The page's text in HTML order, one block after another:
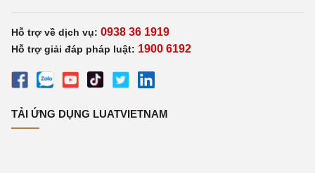
Hỗ trợ về dịch vụ: 0938 36 1919
Hỗ trợ giải đáp pháp luật: 1900 6192
TẢI ỨNG DỤNG LUATVIETNAM